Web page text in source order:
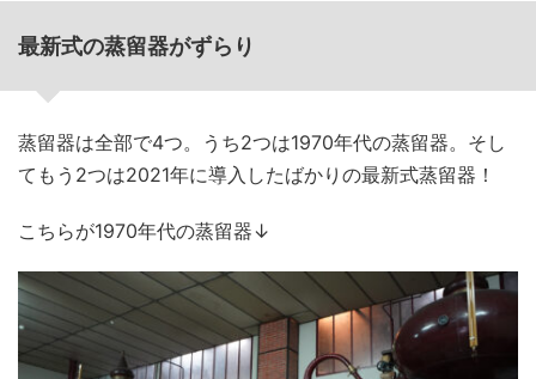
最新式の蒸留器がずらり
蒸留器は全部で4つ。うち2つは1970年代の蒸留器。そし
てもう2つは2021年に導入したばかりの最新式蒸留器！
こちらが1970年代の蒸留器↓